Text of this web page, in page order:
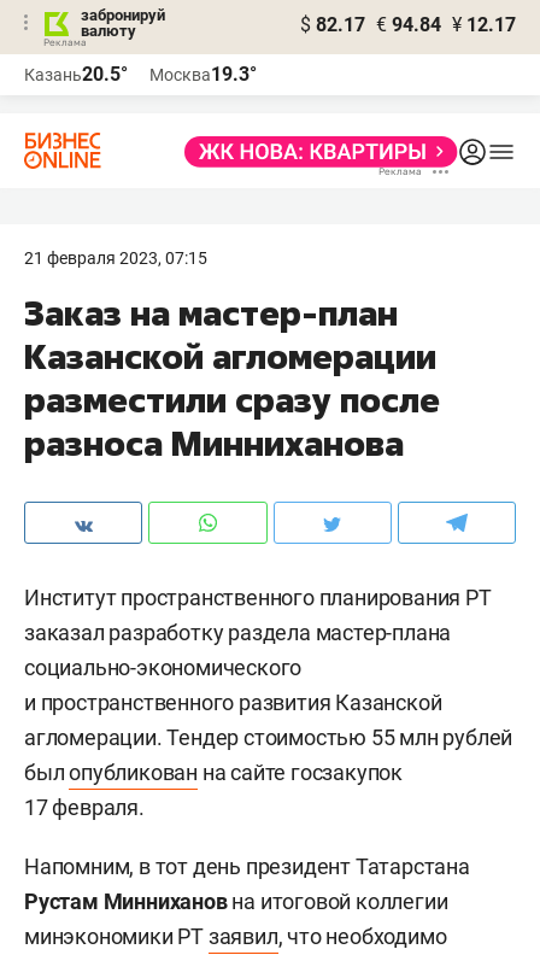
забронируй
валюту
$ 82.17 € 94.84 ¥ 12.17
Казань20.5° Москва19.3°
21 февраля 2023, 07:15
Заказ на мастер-план
Казанской агломерации
разместили сразу после
разноса Минниханова
Институт пространственного планирования РТ
заказал разработку раздела мастер-плана
социально-экономического
и пространственного развития Казанской
агломерации. Тендер стоимостью 55 млн рублей
былопубликован на сайте госзакупок
17 февраля.
Напомним, в тот день президент Татарстана
Рустам Миннихановна итоговой коллегии
минэкономики РТзаявил, что необходимо